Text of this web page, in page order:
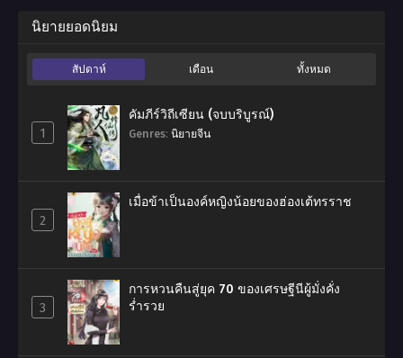
นิยายยอดนิยม
สัปดาห์ เดือน ทั้งหมด
1
คัมภีร์วิถีเซียน (จบบริบูรณ์)
Genres: นิยายจีน
2
เมื่อข้าเป็นองค์หญิงน้อยของฮ่องเต้ทรราช
3
การหวนคืนสู่ยุค 70 ของเศรษฐีนีผู้มั่งคั่ง
ร่ำรวย